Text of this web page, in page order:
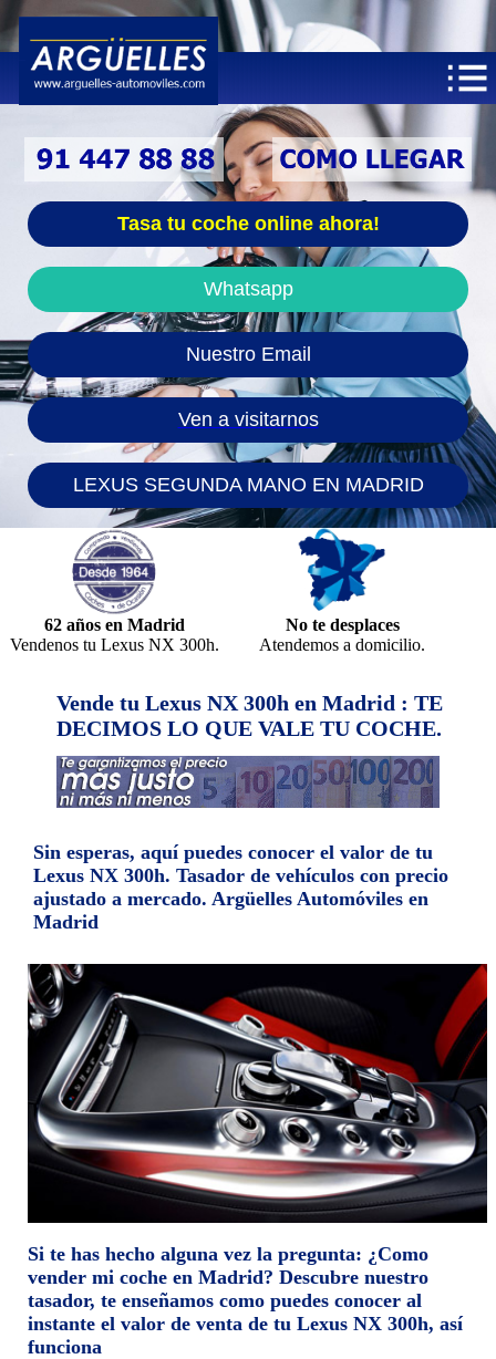
Tasa tu coche online ahora!
Whatsapp
Nuestro Email
Ven a visitarnos
LEXUS SEGUNDA MANO EN MADRID
62 años en Madrid
Vendenos tu Lexus NX 300h.
No te desplaces
Atendemos a domicilio.
Vende tu Lexus NX 300h en Madrid : TE
DECIMOS LO QUE VALE TU COCHE.
Sin esperas, aquí puedes conocer el valor de tu
Lexus NX 300h. Tasador de vehículos con precio
ajustado a mercado. Argüelles Automóviles en
Madrid
Si te has hecho alguna vez la pregunta: ¿Como
vender mi coche en Madrid? Descubre nuestro
tasador, te enseñamos como puedes conocer al
instante el valor de venta de tu Lexus NX 300h, así
funciona